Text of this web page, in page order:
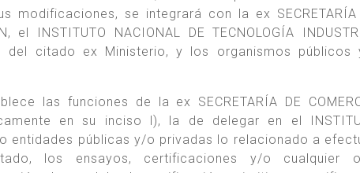
se integrará con la ex SECRETARÍA
el INSTITUTO NACIONAL DE TECNOLOGÍA
del citado ex Ministerio, y los organismos públicos
las funciones de la ex SECRETARÍA DE
en su inciso l), la de delegar en el
o entidades públicas y/o privadas lo relacionado a
los ensayos, certificaciones y/o cualquier